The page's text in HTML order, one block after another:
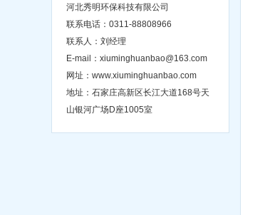
河北秀明环保科技有限公司
联系电话：0311-88808966
联系人：刘经理
E-mail：xiuminghuanbao@163.com
网址：www.xiuminghuanbao.com
地址：石家庄高新区长江大道168号天
山银河广场D座1005室